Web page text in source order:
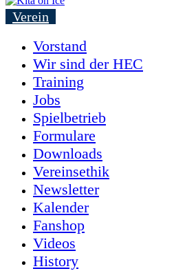
Verein
Vorstand
Wir sind der HEC
Training
Jobs
Spielbetrieb
Formulare
Downloads
Vereinsethik
Newsletter
Kalender
Fanshop
Videos
History